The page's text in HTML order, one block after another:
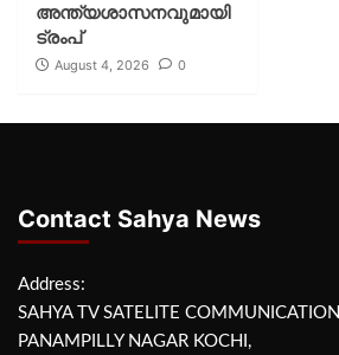
അന്ത്യശാസനവുമായി
ട്രംപ്
August 4, 2026 0
Contact Sahya News
Address:
SAHYA TV SATELITE COMMUNICATION
PANAMPILLY NAGAR KOCHI,